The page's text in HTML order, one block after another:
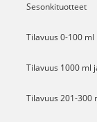
Sesonkituotteet
Tilavuus 0-100 ml
Tilavuus 1000 ml
Tilavuus 201-300